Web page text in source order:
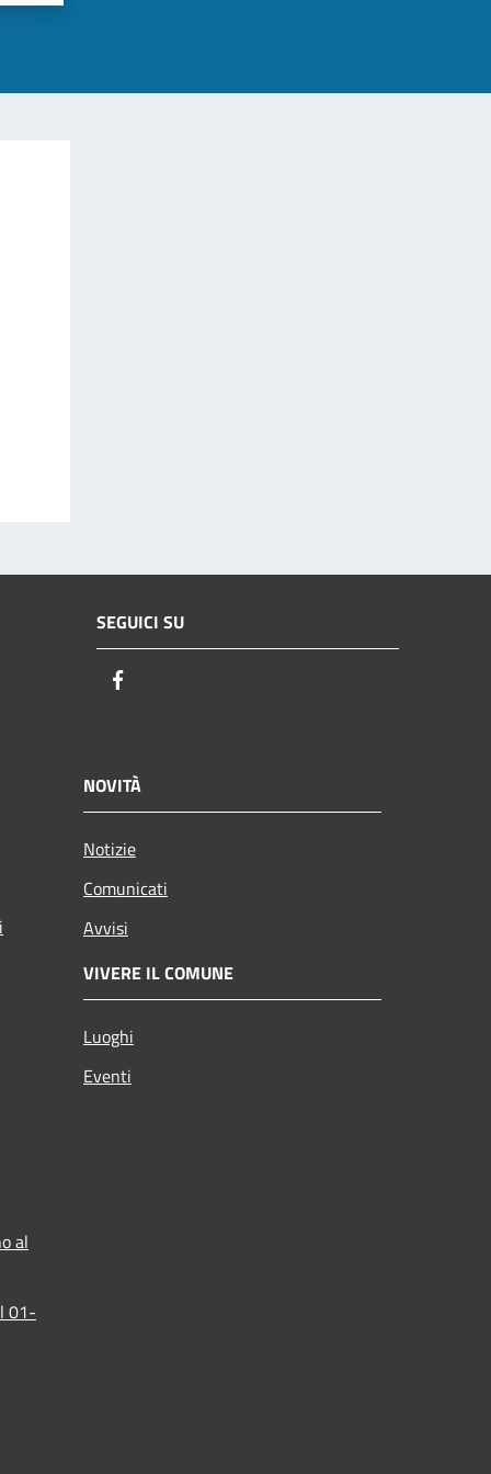
SEGUICI SU
NOVITÀ
Notizie
Comunicati
Avvisi
VIVERE IL COMUNE
Luoghi
Eventi
al
01-